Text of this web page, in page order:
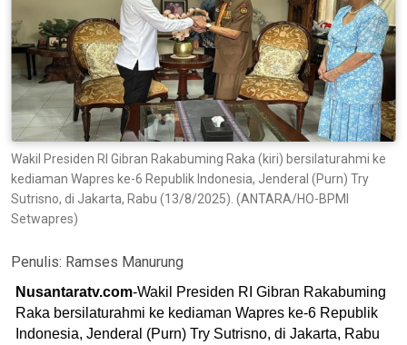
Wakil Presiden RI Gibran Rakabuming Raka (kiri) bersilaturahmi ke
kediaman Wapres ke-6 Republik Indonesia, Jenderal (Purn) Try
Sutrisno, di Jakarta, Rabu (13/8/2025). (ANTARA/HO-BPMI
Setwapres)
Penulis: Ramses Manurung
Nusantaratv.com-Wakil Presiden RI Gibran Rakabuming
Raka bersilaturahmi ke kediaman Wapres ke-6 Republik
Indonesia, Jenderal (Purn) Try Sutrisno, di Jakarta, Rabu